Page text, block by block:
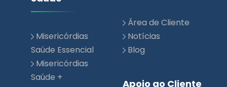
Saúde Essencial
Saúde +
Misericórdias
Saúde Family +
Apoio ao Cliente
Contactos